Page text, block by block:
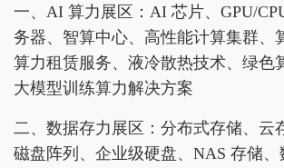
一、AI 算力展区：AI 芯片、GPU/
务器、智算中心、高性能计算集群、
算力租赁服务、液冷散热技术、绿色
大模型训练算力解决方案
二、数据存力展区：分布式存储、云
磁盘阵列、企业级硬盘、NAS 存储